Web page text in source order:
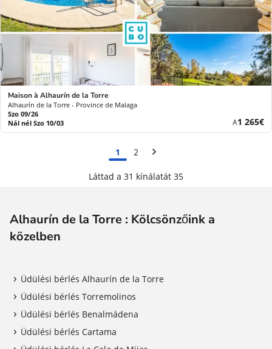
Maison à Alhaurín de la Torre
Alhaurín de la Torre - Province de Malaga
Szo 09/26
Nál nél Szo 10/03
AÚj
ár
1 265€
1 2
Láttad a 31 kínálatát 35
Alhaurín de la Torre : Kölcsönzőink a
közelben
Üdülési bérlés Alhaurín de la Torre
Üdülési bérlés Torremolinos
Üdülési bérlés Benalmádena
Üdülési bérlés Cartama